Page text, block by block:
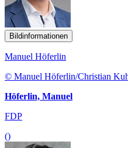
Bildinformationen
Manuel Höferlin
© Manuel Höferlin/Christian
Höferlin, Manuel
FDP
()